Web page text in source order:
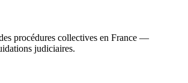
procédures collectives en France —
judiciaires.